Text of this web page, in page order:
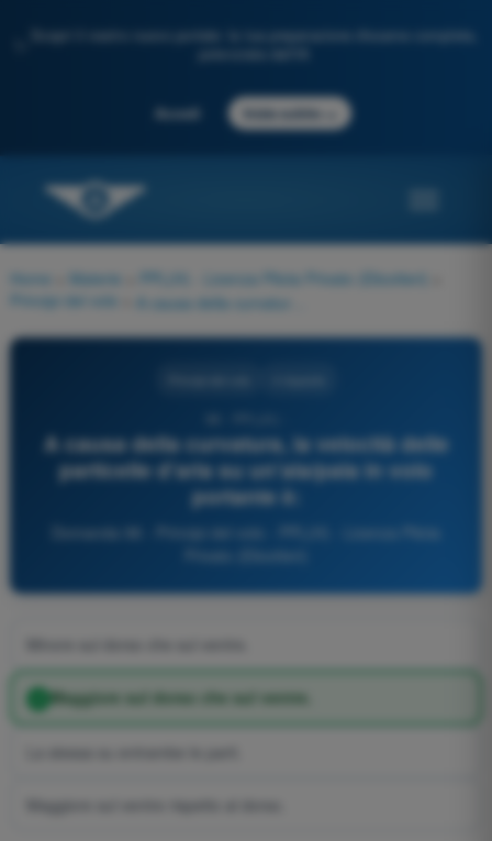
Scopri il nostro nuovo portale: la tua preparazione d'esame completa,
Accedi Inizia subito
Home Materie PPL(H) - Licenza Pilota Privato (Elicotteri)
Principi del volo
A causa della curvatura, la velocità delle
particelle d'aria su un'ala/pala in volo
portante è:
Maggiore sul dorso che sul ventre.
Maggiore sul ventre rispetto al dorso.